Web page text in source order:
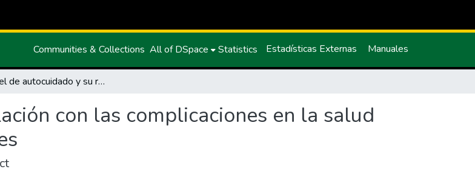
Communities & Collections All of DSpace Statistics Estadísticas Externas Manuales
Nivel de autocuidado y su relación con las complicaciones en la salud mental de los adultos mayores
con las complicaciones en la salud